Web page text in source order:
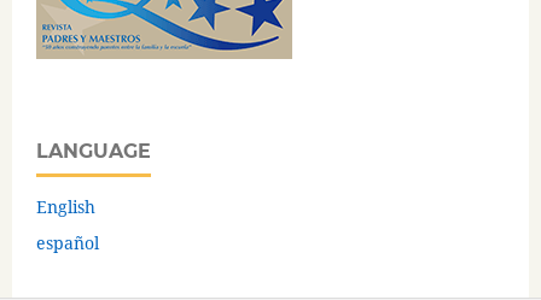
LANGUAGE
English
español